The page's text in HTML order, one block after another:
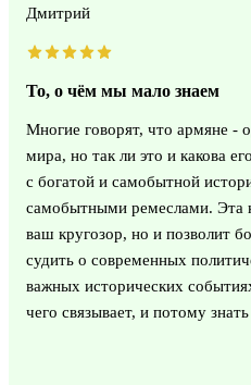
Дмитрий
То, о чём мы мало знаем
Многие говорят, что армяне -
мира, но так ли это и какова
с богатой и самобытной
самобытными ремеслами. Эта
ваш кругозор, но и позволит
судить о современных
важных исторических
чего связывает, и потому